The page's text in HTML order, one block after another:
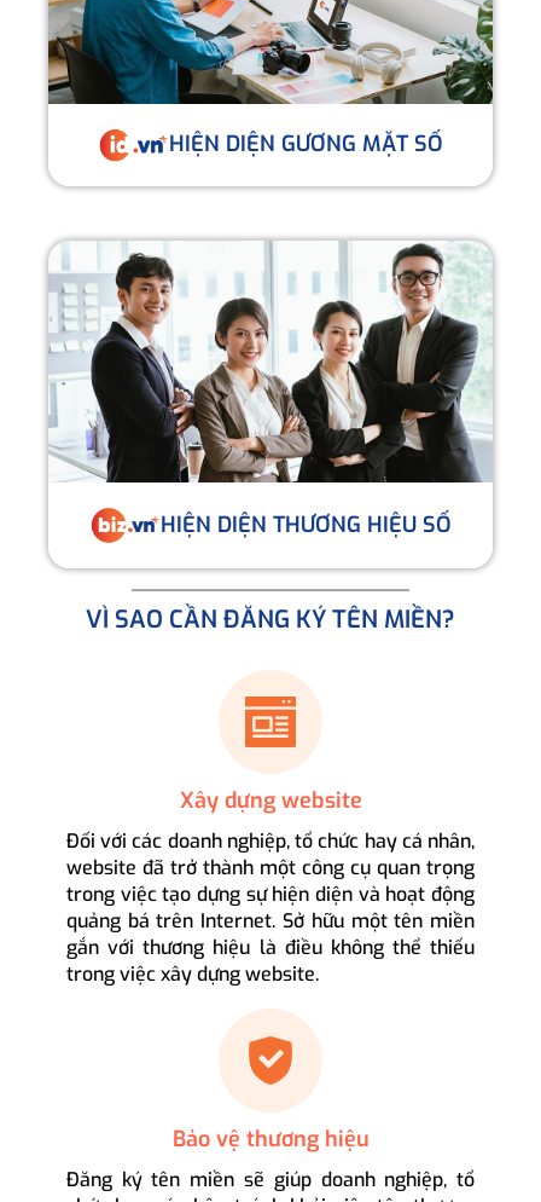
HIỆN DIỆN GƯƠNG MẶT SỐ
HIỆN DIỆN THƯƠNG HIỆU SỐ
VÌ SAO CẦN ĐĂNG KÝ TÊN MIỀN?
Xây dựng website
Đối với các doanh nghiệp, tổ chức hay cá nhân,
website đã trở thành một công cụ quan trọng
trong việc tạo dựng sự hiện diện và hoạt động
quảng bá trên Internet. Sở hữu một tên miền
gắn với thương hiệu là điều không thể thiếu
trong việc xây dựng website.
Bảo vệ thương hiệu
Đăng ký tên miền sẽ giúp doanh nghiệp, tổ